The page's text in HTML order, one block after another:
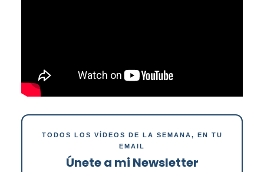
TODOS LOS VÍDEOS DE LA SEMANA, EN TU
EMAIL
Únete a mi Newsletter